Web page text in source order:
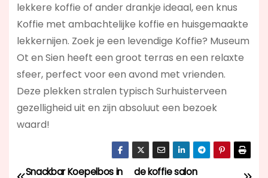
lekkere koffie of ander drankje ideaal, een knus
Koffie met ambachtelijke koffie en huisgemaakte
lekkernijen. Zoek je een levendige Koffie? Museum
Ot en Sien heeft een groot terras en een relaxte
sfeer, perfect voor een avond met vrienden.
Deze plekken stralen typisch Surhuisterveen
gezelligheid uit en zijn absoluut een bezoek
waard!
de koffie salon
Snackbar Koepelbos in